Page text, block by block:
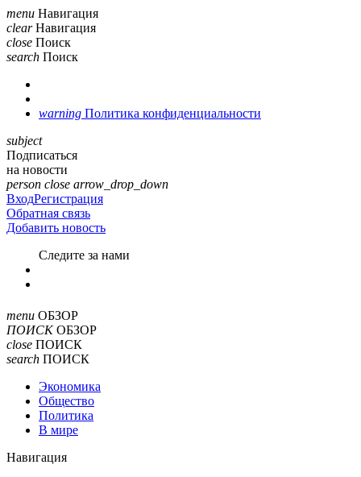
menu Навигация
clear Навигация
close Поиск
search Поиск
warning Политика конфиденциальности
subject
Подписаться
на новости
person close arrow_drop_down
ВходРегистрация
Обратная связь
Добавить новость
Cледите за нами
menu ОБЗОР
ПОИСК ОБЗОР
close ПОИСК
search ПОИСК
Экономика
Общество
Политика
В мире
Навигация